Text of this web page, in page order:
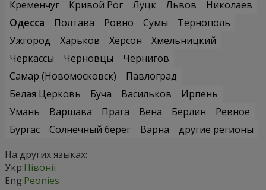
Кременчуг
Кривой Рог Луцк Львов
Николаев
Одесса
Полтава Ровно Сумы
Тернополь
Ужгород
Харьков Херсон
Хмельницкий
Черкассы
Черновцы
Чернигов
Самар (Новомосковск)
Павлоград
Белая Церковь
Буча Васильков
Ирпень
Умань
Варшава Прага Вена Берлин
Ревное
Бургас
Солнечный берег Варна
другие регионы
На других языках:
Укр:Півонії
Eng:Peonies